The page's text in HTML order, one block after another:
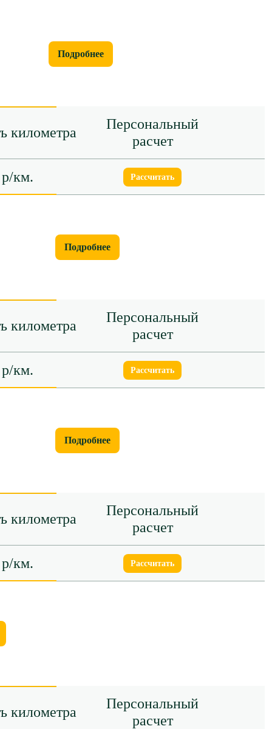
Подробнее
километра
Персональный
расчет
км. Рассчитать
Подробнее
километра
Персональный
расчет
км. Рассчитать
Подробнее
километра
Персональный
расчет
км. Рассчитать
километра
Персональный
расчет